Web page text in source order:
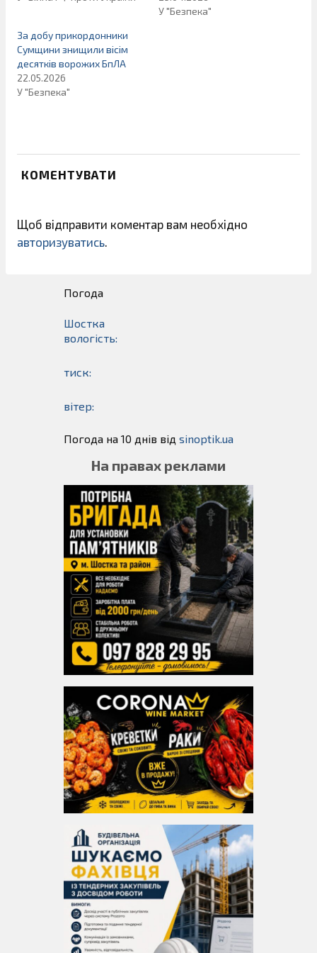
У "Безпека"
За добу прикордонники
Сумщини знищили вісім
десятків ворожих БпЛА
22.05.2026
У "Безпека"
КОМЕНТУВАТИ
Щоб відправити коментар вам необхідно
авторизуватись.
Погода
Шостка
вологість:
тиск:
вітер:
Погода на 10 днів від sinoptik.ua
На правах реклами